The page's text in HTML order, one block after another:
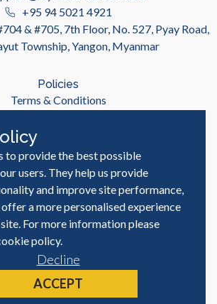
+95 94 5021 4921
& #705, 7th Floor, No. 527, Pyay Road,
Township, Yangon, Myanmar
Policies
Terms & Conditions
Useful Links
Job Seeker
Employer
Blog & Resources
Careers Myanmar | All rights reserved
to provide the best possible
users. They help us provide
and improve site performance,
a more personalised experience
For more information please
policy.
ACCEPT
Decline